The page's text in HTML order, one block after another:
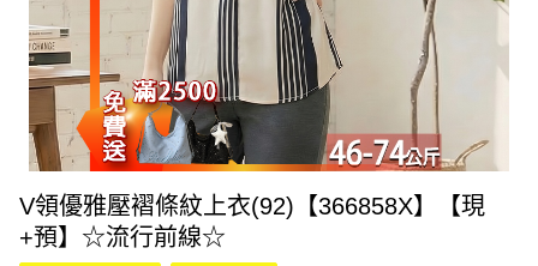
V領優雅壓褶條紋上衣(92)【366858X】【現
+預】☆流行前線☆